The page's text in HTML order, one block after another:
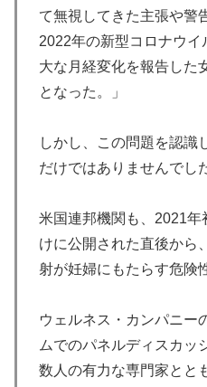
て無視してきた主張や警
2022年の新型コロナウ
大な月経変化を報告した
となった。」
しかし、この問題を認識
だけではありませんでし
米国連邦機関も、2021年
けに公開された直後から
射が妊婦にもたらす危険
ウェルネス・カンパニー
ムでのパネルディスカッ
数人の有力な専門家とと